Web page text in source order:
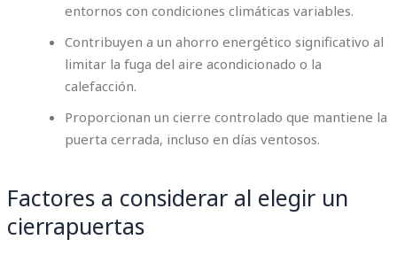
entornos con condiciones climáticas variables.
Contribuyen a un ahorro energético significativo al
limitar la fuga del aire acondicionado o la
calefacción.
Proporcionan un cierre controlado que mantiene la
puerta cerrada, incluso en días ventosos.
Factores a considerar al elegir un
cierrapuertas